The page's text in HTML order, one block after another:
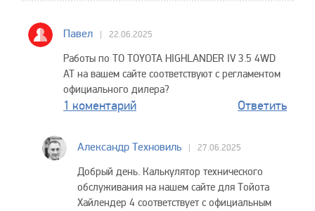
Павел 22.06.2025
Работы по ТО TOYOTA HIGHLANDER IV 3.5 4WD
AT на вашем сайте соответствуют с регламентом
официального дилера?
1 коментарий Ответить
Александр Техновиль 27.06.2025
Добрый день. Калькулятор технического
обслуживания на нашем сайте для Тойота
Хайлендер 4 соответствует c официальным